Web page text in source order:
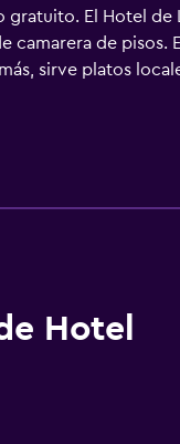
El Hotel de
camarera de pisos.
sirve platos
hotel.
Hotel